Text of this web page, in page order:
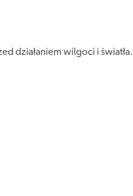
działaniem wilgoci i światła.